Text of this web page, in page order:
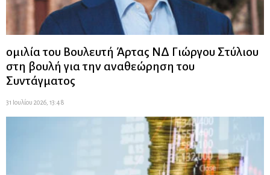
ομιλία του Βουλευτή Άρτας ΝΔ Γιώργου Στύλιου
στη βουλή για την αναθεώρηση του
Συντάγματος
31 Ιουλίου 2026, 13:48